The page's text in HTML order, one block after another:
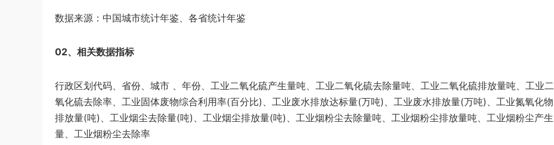
数据来源：中国城市统计年鉴、各省统计年鉴
02、相关数据指标
行政区划代码、省份、城市 、年份、工业二氧化硫产生量吨、工业二氧化硫去除量吨、工业二氧化硫排放量吨、工业二
氧化硫去除率、工业固体废物综合利用率(百分比)、工业废水排放达标量(万吨)、工业废水排放量(万吨)、工业氮氧化物
排放量(吨)、工业烟尘去除量(吨)、工业烟尘排放量(吨)、工业烟粉尘去除量吨、工业烟粉尘排放量吨、工业烟粉尘产生
量、工业烟粉尘去除率